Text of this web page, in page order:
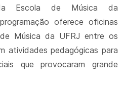
Escola de Música da
oferece oficinas
Música da UFRJ entre os
atividades pedagógicas para
que provocaram grande